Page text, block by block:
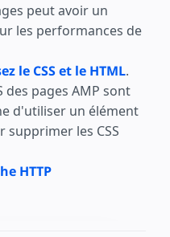
peut avoir un
les performances de
le CSS et le HTML.
des pages AMP sont
d'utiliser un élément
supprimer les CSS
HTTP